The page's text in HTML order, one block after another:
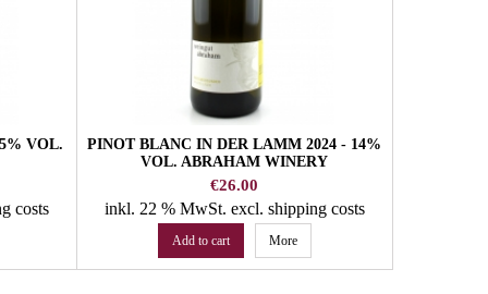
VOL.
costs
PINOT BLANC IN DER LAMM 2024 - 14%
VOL. ABRAHAM WINERY
Price
€26.00
inkl. 22 % MwSt. excl. shipping costs
Add to cart More